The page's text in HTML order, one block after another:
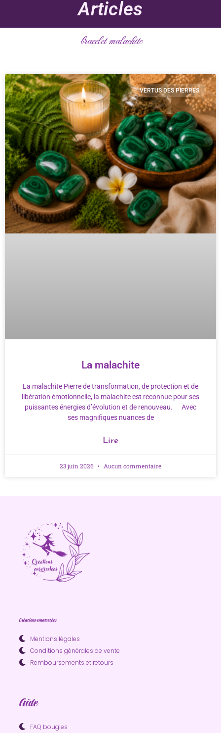
Articles
bracelet malachite
VERTUS DES PIERRES
La malachite
La malachite Pierre de transformation, de protection et de
libération émotionnelle, la malachite est reconnue pour ses
puissantes énergies d’évolution et de renouveau. Avec
ses magnifiques nuances de
Lire
23 juin 2026 Aucun commentaire
Créations ensorcelées
Mentions légales
Conditions générales de vente
Remboursements et retours
Aide
FAQ bougies